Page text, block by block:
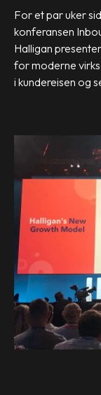
For et par uker
konferansen
Halligan
for moderne
i kundereisen og